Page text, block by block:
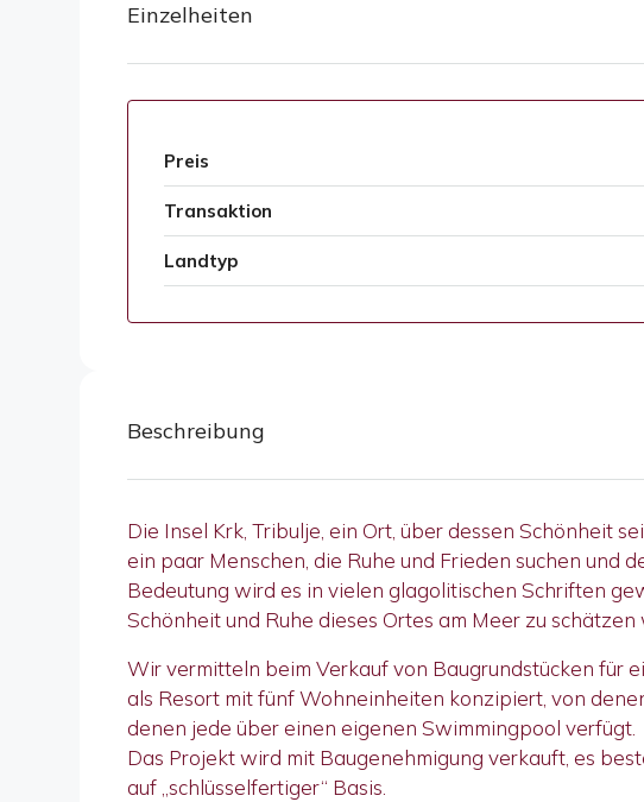
Einzelheiten
Preis
Transaktion
Landtyp
Beschreibung
Die Insel Krk, Tribulje, ein Ort, über dessen Schönheit
ein paar Menschen, die Ruhe und Frieden suchen und
Bedeutung wird es in vielen glagolitischen Schriften
Schönheit und Ruhe dieses Ortes am Meer zu schätzen
Wir vermitteln beim Verkauf von Baugrundstücken für
als Resort mit fünf Wohneinheiten konzipiert, von
denen jede über einen eigenen Swimmingpool verfügt.
Das Projekt wird mit Baugenehmigung verkauft, es
auf „schlüsselfertiger“ Basis.